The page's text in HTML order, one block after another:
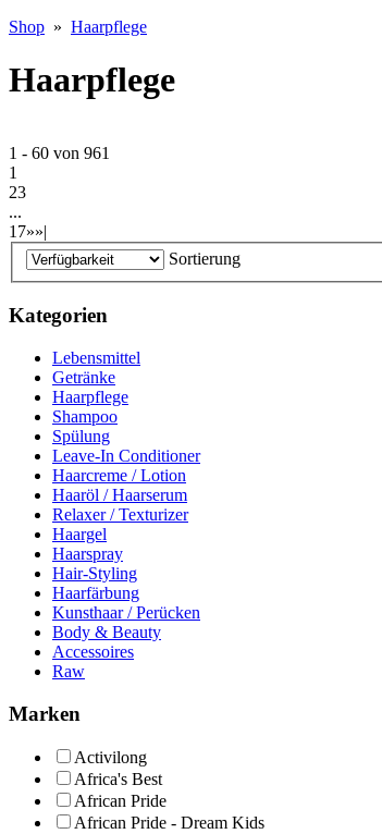
Shop » Haarpflege
Haarpflege
1 - 60 von 961
1
23
...
17»»|
Sortierung
Kategorien
Lebensmittel
Getränke
Haarpflege
Shampoo
Spülung
Leave-In Conditioner
Haarcreme / Lotion
Haaröl / Haarserum
Relaxer / Texturizer
Haargel
Haarspray
Hair-Styling
Haarfärbung
Kunsthaar / Perücken
Body & Beauty
Accessoires
Raw
Marken
Activilong
Africa's Best
African Pride
African Pride - Dream Kids